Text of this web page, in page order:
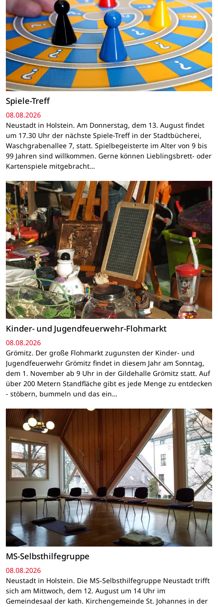
Spiele-Treff
08.08.2026
Neustadt in Holstein. Am Donnerstag, dem 13. August findet
um 17.30 Uhr der nächste Spiele-Treff in der Stadtbücherei,
Waschgrabenallee 7, statt. Spielbegeisterte im Alter von 9 bis
99 Jahren sind willkommen. Gerne können Lieblingsbrett- oder
Kartenspiele mitgebracht…
Kinder- und Jugendfeuerwehr-Flohmarkt
08.08.2026
Grömitz. Der große Flohmarkt zugunsten der Kinder- und
Jugendfeuerwehr Grömitz findet in diesem Jahr am Sonntag,
dem 1. November ab 9 Uhr in der Gildehalle Grömitz statt. Auf
über 200 Metern Standfläche gibt es jede Menge zu entdecken
- stöbern, bummeln und das ein…
MS-Selbsthilfegruppe
08.08.2026
Neustadt in Holstein. Die MS-Selbsthilfegruppe Neustadt trifft
sich am Mittwoch, dem 12. August um 14 Uhr im
Gemeindesaal der kath. Kirchengemeinde St. Johannes in der